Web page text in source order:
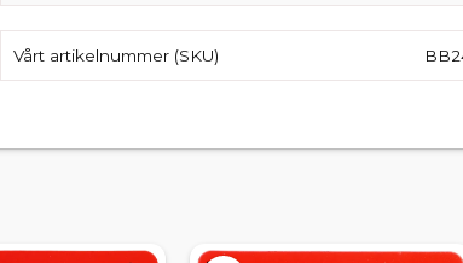
Vårt artikelnummer (SKU)